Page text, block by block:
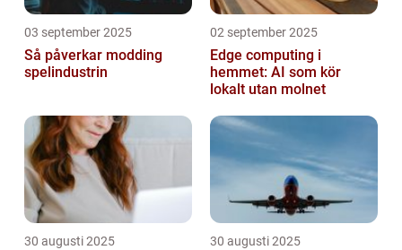
03 september 2025
Så påverkar modding
spelindustrin
02 september 2025
Edge computing i
hemmet: AI som kör
lokalt utan molnet
30 augusti 2025 30 augusti 2025